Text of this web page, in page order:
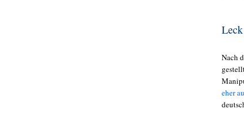
Nach
eher